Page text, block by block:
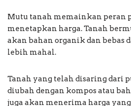
Mutu tanah memainkan peran
menetapkan harga. Tanah
akan bahan organik dan bebas
lebih mahal.
Tanah yang telah disaring dari
diubah dengan kompos atau
juga akan menerima harga